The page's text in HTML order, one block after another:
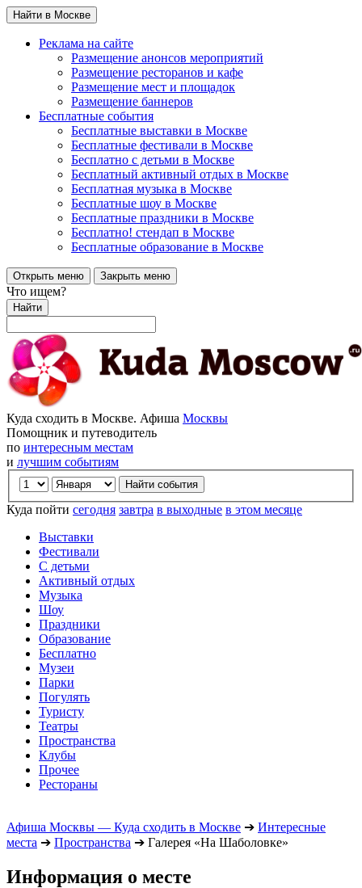
Найти в Москве
Реклама на сайте
Размещение анонсов мероприятий
Размещение ресторанов и кафе
Размещение мест и площадок
Размещение баннеров
Бесплатные события
Бесплатные выставки в Москве
Бесплатные фестивали в Москве
Бесплатно с детьми в Москве
Бесплатный активный отдых в Москве
Бесплатная музыка в Москве
Бесплатные шоу в Москве
Бесплатные праздники в Москве
Бесплатно! стендап в Москве
Бесплатные образование в Москве
Открыть меню Закрыть меню
Что ищем?
Найти
Куда сходить в Москве. Афиша Москвы
Помощник и путеводитель
по интересным местам
и лучшим событиям
Куда пойти сегодня завтра в выходные в этом месяце
Выставки
Фестивали
С детьми
Активный отдых
Музыка
Шоу
Праздники
Образование
Бесплатно
Музеи
Парки
Погулять
Туристу
Театры
Пространства
Клубы
Прочее
Рестораны
Афиша Москвы — Куда сходить в Москве ➔ Интересные
места ➔ Пространства ➔ Галерея «На Шаболовке»
Информация о месте